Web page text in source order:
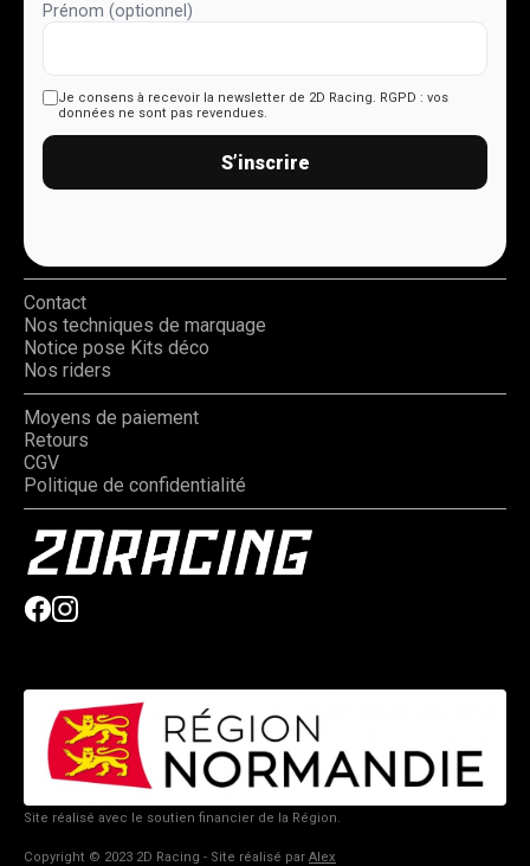
Prénom (optionnel)
Je consens à recevoir la newsletter de 2D Racing. RGPD : vos
données ne sont pas revendues.
S’inscrire
Contact
Nos techniques de marquage
Notice pose Kits déco
Nos riders
Moyens de paiement
Retours
CGV
Politique de confidentialité
Site réalisé avec le soutien financier de la Région.
Copyright © 2023 2D Racing - Site réalisé par Alex